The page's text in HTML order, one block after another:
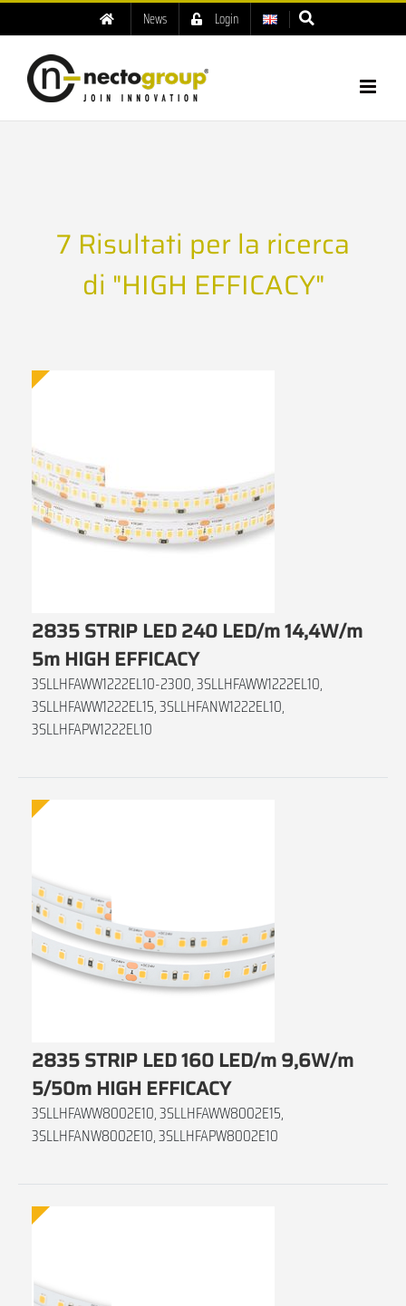
News Login
7 Risultati per la ricerca
di "HIGH EFFICACY"
2835 STRIP LED 240 LED/m 14,4W/m
5m HIGH EFFICACY
3SLLHFAWW1222EL10-2300, 3SLLHFAWW1222EL10,
3SLLHFAWW1222EL15, 3SLLHFANW1222EL10,
3SLLHFAPW1222EL10
2835 STRIP LED 160 LED/m 9,6W/m
5/50m HIGH EFFICACY
3SLLHFAWW8002E10, 3SLLHFAWW8002E15,
3SLLHFANW8002E10, 3SLLHFAPW8002E10